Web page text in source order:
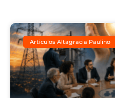
Articulos Altagracia Paulino